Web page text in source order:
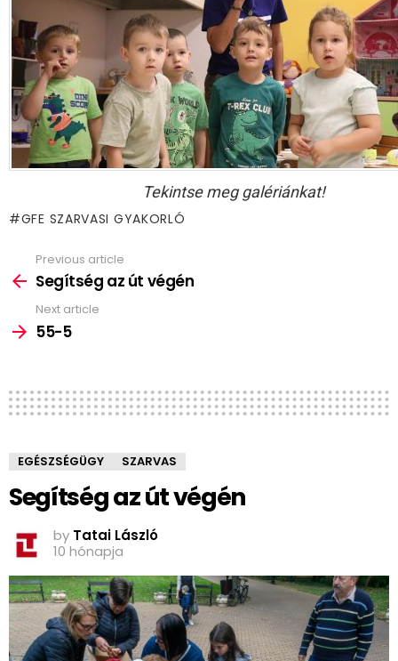
Tekintse meg galériánkat!
GFE SZARVASI GYAKORLÓ
more
Previous article
Segítség az út végén
Next article
55-5
EGÉSZSÉGÜGY SZARVAS
Segítség az út végén
by Tatai László
10 hónapja